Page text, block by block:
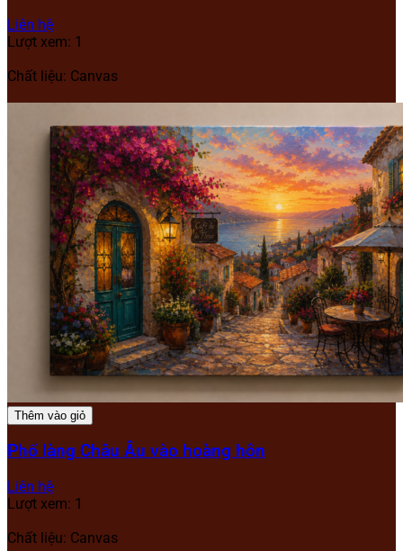
Liên hệ
Lượt xem: 1
Chất liệu: Canvas
Thêm vào giỏ
Phố làng Châu Âu vào hoàng hôn
Liên hệ
Lượt xem: 1
Chất liệu: Canvas